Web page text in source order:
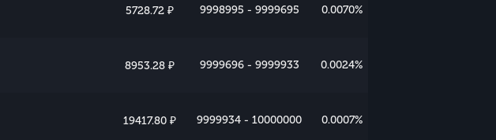
5728.72 ₽ 9998995 - 9999695 0.0070%
8953.28 ₽ 9999696 - 9999933 0.0024%
19417.80 ₽ 9999934 - 10000000 0.0007%